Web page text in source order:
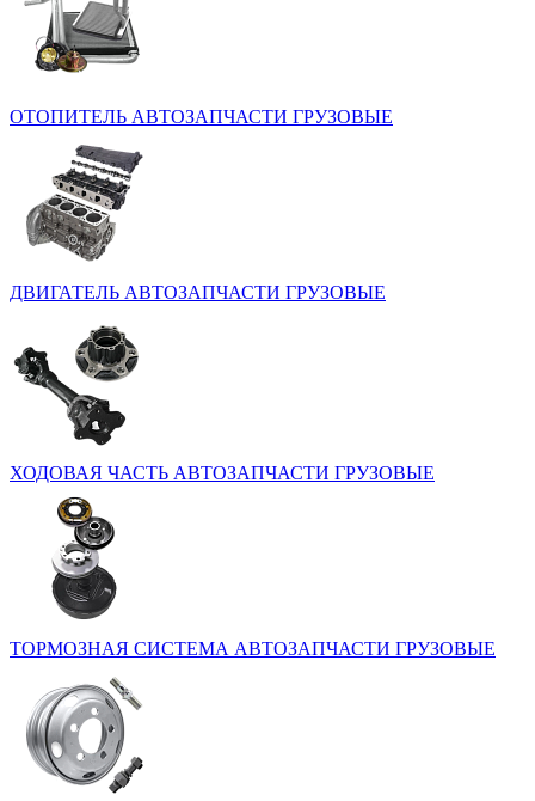
ОТОПИТЕЛЬ АВТОЗАПЧАСТИ ГРУЗОВЫЕ
ДВИГАТЕЛЬ АВТОЗАПЧАСТИ ГРУЗОВЫЕ
ХОДОВАЯ ЧАСТЬ АВТОЗАПЧАСТИ ГРУЗОВЫЕ
ТОРМОЗНАЯ СИСТЕМА АВТОЗАПЧАСТИ ГРУЗОВЫЕ